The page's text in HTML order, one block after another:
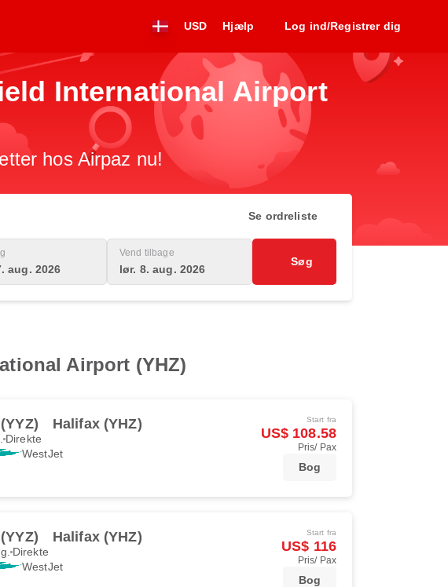
USD Hjælp Log ind/Registrer dig
International Airport
hos Airpaz nu!
Se ordreliste
aug. 2026
Vend tilbage
lør. 8. aug. 2026
Søg
Airport (YHZ)
Halifax (YHZ)
Direkte
WestJet
Start fra
US$ 108.58
Pris/ Pax
Bog
Halifax (YHZ)
Direkte
WestJet
Start fra
US$ 116
Pris/ Pax
Bog